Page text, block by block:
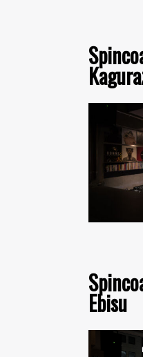
Ebisu